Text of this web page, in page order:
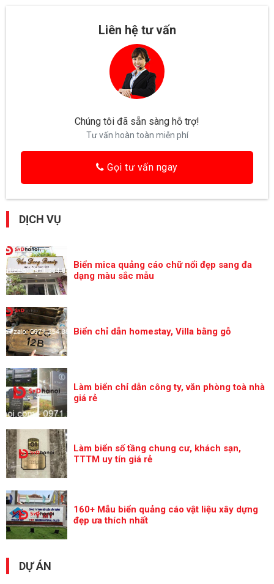
Liên hệ tư vấn
Chúng tôi đã sẵn sàng hỗ trợ!
Tư vấn hoàn toàn miễn phí
Gọi tư vấn ngay
DỊCH VỤ
Biển mica quảng cáo chữ nổi đẹp sang đa
dạng màu sắc mẫu
Biển chỉ dẫn homestay, Villa bằng gỗ
Làm biển chỉ dẫn công ty, văn phòng toà nhà
giá rẻ
Làm biển số tầng chung cư, khách sạn,
TTTM uy tín giá rẻ
160+ Mẫu biển quảng cáo vật liệu xây dựng
đẹp ưa thích nhất
DỰ ÁN